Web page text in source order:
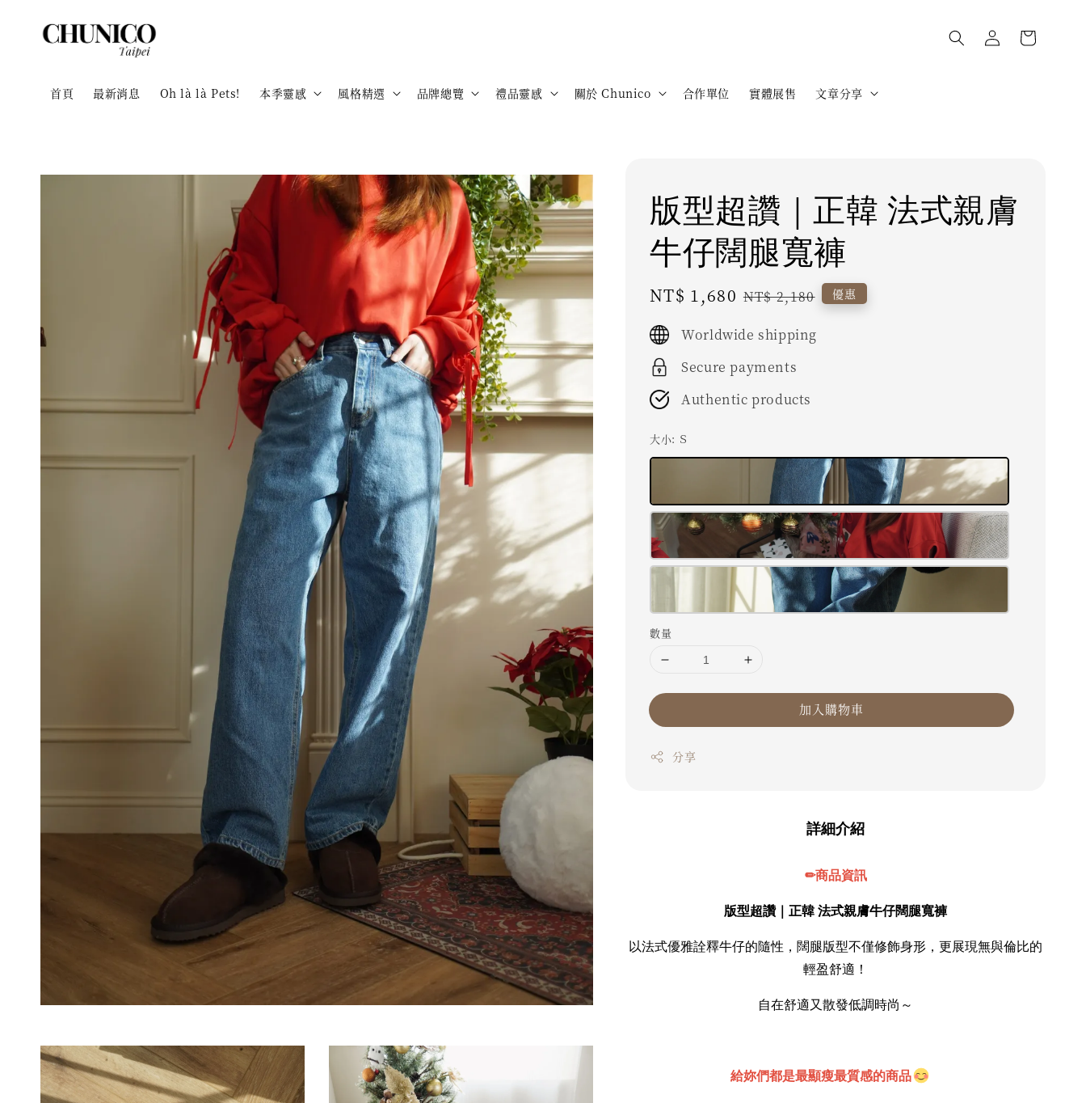
首頁 最新消息 Oh là là Pets! 本季靈感 風格精選 品牌總覽 禮品靈感 關於 Chunico 合作單位 實體展售 文章分享
版型超讚｜正韓 法式親膚
牛仔闊腿寬褲
Sale
price
NT$ 1,680 Regular
NT$ 2,180 優惠
Worldwide shipping
Secure payments
Authentic products
大小: Ｓ
數量
加入購物車
分享
詳細介紹
✏商品資訊
版型超讚｜正韓 法式親膚牛仔闊腿寬褲
以法式優雅詮釋牛仔的隨性，闊腿版型不僅修飾身形，更展現無與倫比的
輕盈舒適！
自在舒適又散發低調時尚～
給妳們都是最顯瘦最質感的商品